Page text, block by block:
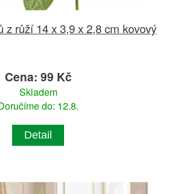
z růží 14 x 3,9 x 2,8 cm kovový
Cena: 99 Kč
Skladem
do: 12.8.
Detail